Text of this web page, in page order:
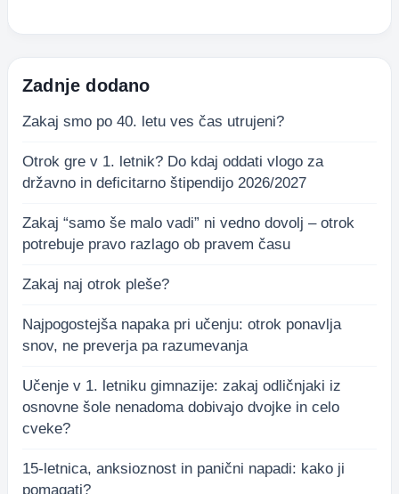
Zadnje dodano
Zakaj smo po 40. letu ves čas utrujeni?
Otrok gre v 1. letnik? Do kdaj oddati vlogo za
državno in deficitarno štipendijo 2026/2027
Zakaj “samo še malo vadi” ni vedno dovolj – otrok
potrebuje pravo razlago ob pravem času
Zakaj naj otrok pleše?
Najpogostejša napaka pri učenju: otrok ponavlja
snov, ne preverja pa razumevanja
Učenje v 1. letniku gimnazije: zakaj odličnjaki iz
osnovne šole nenadoma dobivajo dvojke in celo
cveke?
15-letnica, anksioznost in panični napadi: kako ji
pomagati?